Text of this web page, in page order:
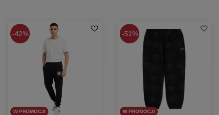
42%
W PROMOCJI
51%
W PROMOCJI